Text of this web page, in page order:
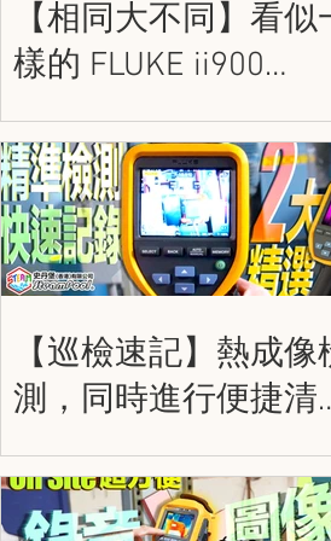
【相同大不同】看似
樣的 FLUKE ii900
和 ii910 到底有甚麼
別呢？史丹堡 FLUKE
密聲學成像儀
【巡檢速記】熱成像
測，同時進行便捷清
的記錄！FLUKE
/ TiS75+ 熱成像儀